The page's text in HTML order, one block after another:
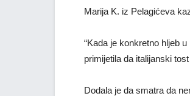
Marija K. iz Pelagićeva
“Kada je konkretno hljeb
primijetila da italijanski
Dodala je da smatra da